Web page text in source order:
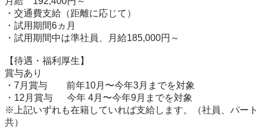
・交通費支給（距離に応じて）
・試用期間6ヵ月
・試用期間中は準社員、月給185,000円～
【待遇・福利厚生】
賞与あり
・7月賞与　　前年10月〜今年3月までを対象
・12月賞与　  今年 4月〜今年9月までを対象
※上記いずれも在籍していれば支給します。（社員、パート
共）